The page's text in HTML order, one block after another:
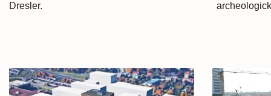
Dresler.
Hlavní
novinky